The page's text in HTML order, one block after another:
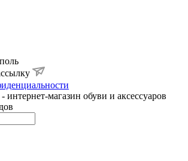
интернет-магазин обуви и аксессуаров